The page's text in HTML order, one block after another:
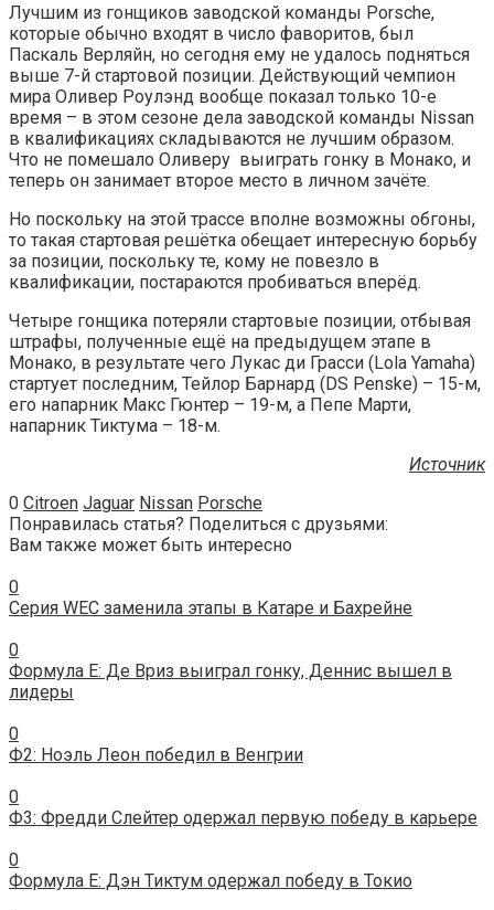
Лучшим из гонщиков заводской команды Porsche,
которые обычно входят в число фаворитов, был
Паскаль Верляйн, но сегодня ему не удалось подняться
выше 7-й стартовой позиции. Действующий чемпион
мира Оливер Роулэнд вообще показал только 10-е
время – в этом сезоне дела заводской команды Nissan
в квалификациях складываются не лучшим образом.
Что не помешало Оливеру выиграть гонку в Монако, и
теперь он занимает второе место в личном зачёте.
Но поскольку на этой трассе вполне возможны обгоны,
то такая стартовая решётка обещает интересную борьбу
за позиции, поскольку те, кому не повезло в
квалификации, постараются пробиваться вперёд.
Четыре гонщика потеряли стартовые позиции, отбывая
штрафы, полученные ещё на предыдущем этапе в
Монако, в результате чего Лукас ди Грасси (Lola Yamaha)
стартует последним, Тейлор Барнард (DS Penske) – 15-м,
его напарник Макс Гюнтер – 19-м, а Пепе Марти,
напарник Тиктума – 18-м.
Источник
0 Citroen Jaguar Nissan Porsche
Понравилась статья? Поделиться с друзьями:
Вам также может быть интересно
0
Серия WEC заменила этапы в Катаре и Бахрейне
0
Формула E: Де Вриз выиграл гонку, Деннис вышел в
лидеры
0
Ф2: Ноэль Леон победил в Венгрии
0
Ф3: Фредди Слейтер одержал первую победу в карьере
0
Формула E: Дэн Тиктум одержал победу в Токио